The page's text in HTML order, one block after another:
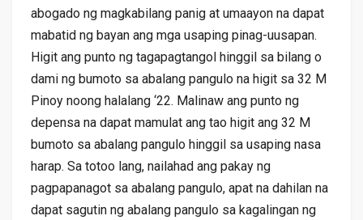
abogado ng magkabilang panig at umaayon na dapat
mabatid ng bayan ang mga usaping pinag-uusapan.
Higit ang punto ng tagapagtangol hinggil sa bilang o
dami ng bumoto sa abalang pangulo na higit sa 32 M
Pinoy noong halalang ‘22. Malinaw ang punto ng
depensa na dapat mamulat ang tao higit ang 32 M
bumoto sa abalang pangulo hinggil sa usaping nasa
harap. Sa totoo lang, nailahad ang pakay ng
pagpapanagot sa abalang pangulo, apat na dahilan na
dapat sagutin ng abalang pangulo sa kagalingan ng